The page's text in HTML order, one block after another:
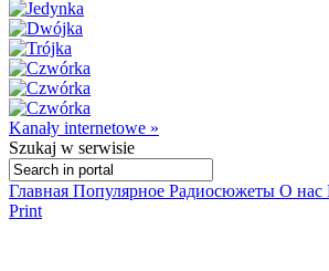
Kanały internetowe »
Szukaj w serwisie
Главная Популярное Радиосюжеты О нас
Print